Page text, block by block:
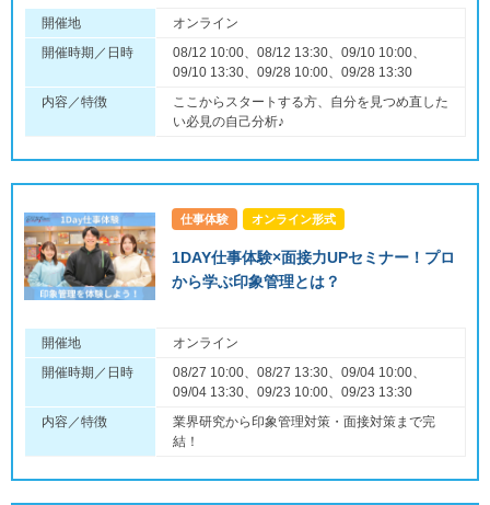
開催地
オンライン
開催時期／日時
08/12 10:00、08/12 13:30、09/10 10:00、
09/10 13:30、09/28 10:00、09/28 13:30
内容／特徴
ここからスタートする方、自分を見つめ直した
い必見の自己分析♪
仕事体験 オンライン形式
1DAY仕事体験×面接力UPセミナー！プロ
から学ぶ印象管理とは？
開催地
オンライン
開催時期／日時
08/27 10:00、08/27 13:30、09/04 10:00、
09/04 13:30、09/23 10:00、09/23 13:30
内容／特徴
業界研究から印象管理対策・面接対策まで完
結！